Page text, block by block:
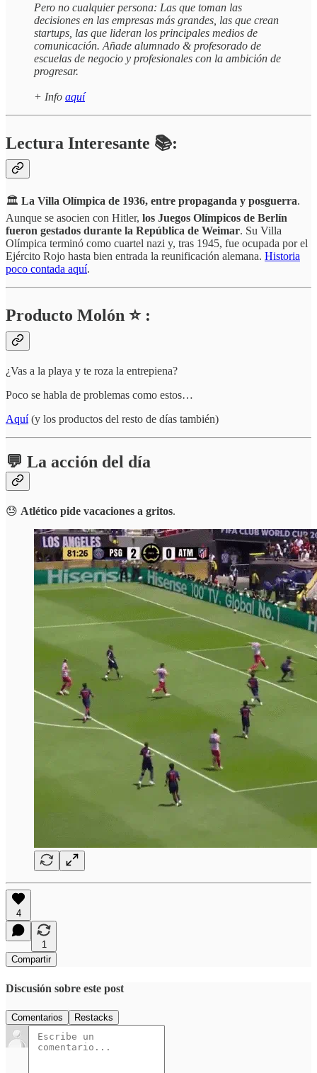
Pero no cualquier persona: Las que toman las
decisiones en las empresas más grandes, las que crean
startups, las que lideran los principales medios de
comunicación. Añade alumnado & profesorado de
escuelas de negocio y profesionales con la ambición de
progresar.
+ Info aquí
Lectura Interesante 📚:
🏛️ La Villa Olímpica de 1936, entre propaganda y posguerra.
Aunque se asocien con Hitler, los Juegos Olímpicos de Berlín
fueron gestados durante la República de Weimar. Su Villa
Olímpica terminó como cuartel nazi y, tras 1945, fue ocupada por el
Ejército Rojo hasta bien entrada la reunificación alemana. Historia
poco contada aquí.
Producto Molón ⭐ :
¿Vas a la playa y te roza la entrepiena?
Poco se habla de problemas como estos…
Aquí(y los productos del resto de días también)
💬 La acción del día
😓 Atlético pide vacaciones a gritos.
4
1
Compartir
Discusión sobre este post
Comentarios Restacks